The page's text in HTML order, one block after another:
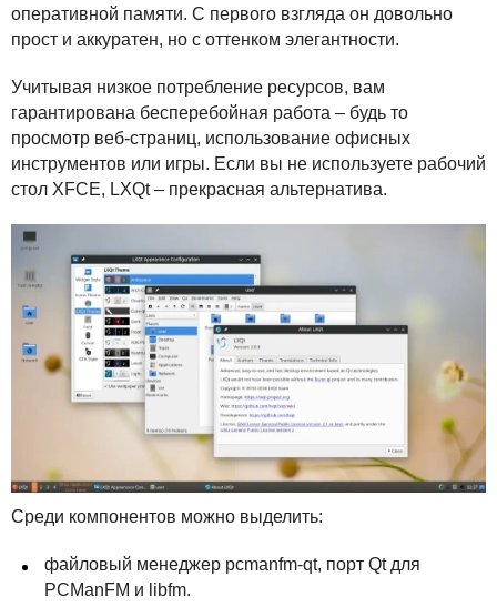
оперативной памяти. С первого взгляда он довольно
прост и аккуратен, но с оттенком элегантности.
Учитывая низкое потребление ресурсов, вам
гарантирована бесперебойная работа – будь то
просмотр веб-страниц, использование офисных
инструментов или игры. Если вы не используете рабочий
стол XFCE, LXQt – прекрасная альтернатива.
Среди компонентов можно выделить:
файловый менеджер pcmanfm-qt, порт Qt для
PCManFM и libfm.